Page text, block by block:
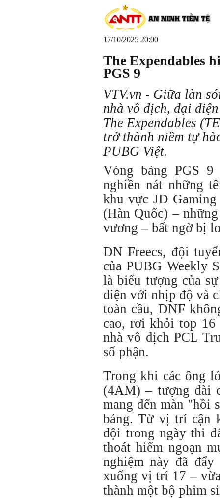
17/10/2025 20:00
The Expendables
PGS 9
VTV.vn - Giữa làn
nhà vô địch, đại
The Expendables
trở thành niềm tự
PUBG Việt.
Vòng bảng PGS
nghiền nát những
khu vực JD
(Hàn Quốc) –
vương – bất ngờ bị
DN Freecs, đội
củaPUBG Weekly
là biểu tượng của
diện với nhịp độ và
toàn cầu, DNF
cao, rơi khỏi top 16
nhà vô địch PCL
số phận.
Trong khi các ông
(4AM) – tượng đài
mang đến màn "hồi
bảng. Từ vị trí cận
dội trong ngày thi
thoát hiểm ngoạn
nghiệm này đã
xuống vị trí 17 –
thành một bộ phim